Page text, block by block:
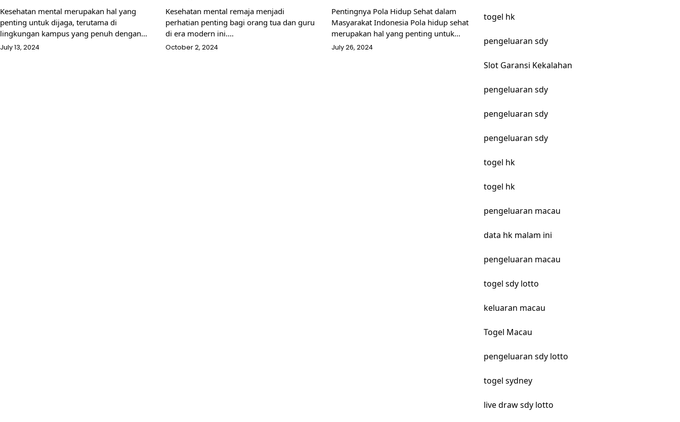
Kesehatan mental merupakan hal yang
penting untuk dijaga, terutama di
lingkungan kampus yang penuh dengan…
July 13, 2024
Kesehatan mental remaja menjadi
perhatian penting bagi orang tua dan guru
di era modern ini.…
October 2, 2024
Pentingnya Pola Hidup Sehat dalam
Masyarakat Indonesia Pola hidup sehat
merupakan hal yang penting untuk…
July 26, 2024
togel hk
pengeluaran sdy
Slot Garansi Kekalahan
pengeluaran sdy
pengeluaran sdy
pengeluaran sdy
togel hk
togel hk
pengeluaran macau
data hk malam ini
pengeluaran macau
togel sdy lotto
keluaran macau
Togel Macau
pengeluaran sdy lotto
togel sydney
live draw sdy lotto